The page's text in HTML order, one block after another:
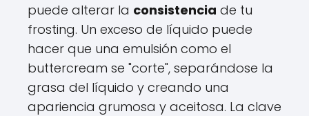
puede alterar la consistencia de tu
frosting. Un exceso de líquido puede
hacer que una emulsión como el
buttercream se "corte", separándose la
grasa del líquido y creando una
apariencia grumosa y aceitosa. La clave